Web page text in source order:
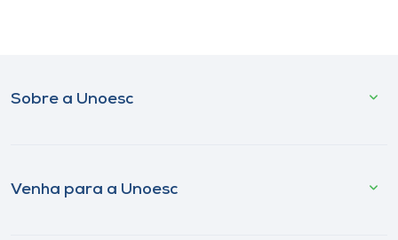
Sobre a Unoesc
Venha para a Unoesc